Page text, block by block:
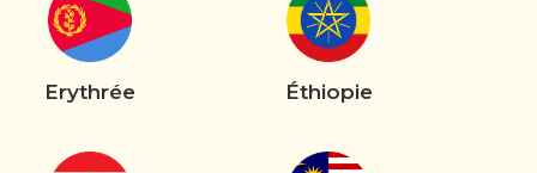
Erythrée Éthiopie